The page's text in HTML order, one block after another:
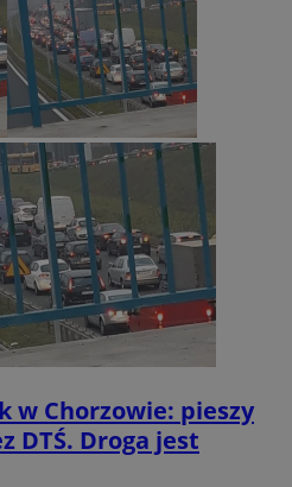
w Chorzowie: pieszy
DTŚ. Droga jest